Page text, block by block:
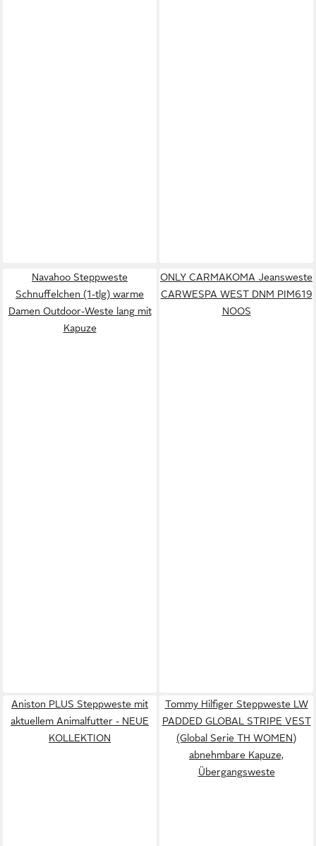
Navahoo Steppweste
Schnuffelchen (1-tlg) warme
Damen Outdoor-Weste lang mit
Kapuze
ONLY CARMAKOMA Jeansweste
CARWESPA WEST DNM PIM619
NOOS
Aniston PLUS Steppweste mit
aktuellem Animalfutter - NEUE
KOLLEKTION
Tommy Hilfiger Steppweste LW
PADDED GLOBAL STRIPE VEST
(Global Serie TH WOMEN)
abnehmbare Kapuze,
Übergangsweste